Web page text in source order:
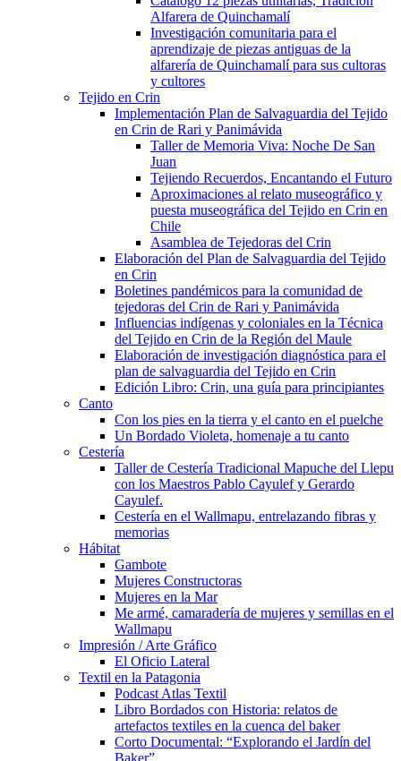
Alfarera de Quinchamalí
Investigación comunitaria para el
aprendizaje de piezas antiguas de la
alfarería de Quinchamalí para sus cultoras
y cultores
Tejido en Crin
Implementación Plan de Salvaguardia del Tejido
en Crin de Rari y Panimávida
Taller de Memoria Viva: Noche De San
Juan
Tejiendo Recuerdos, Encantando el Futuro
Aproximaciones al relato museográfico y
puesta museográfica del Tejido en Crin en
Chile
Asamblea de Tejedoras del Crin
Elaboración del Plan de Salvaguardia del Tejido
en Crin
Boletines pandémicos para la comunidad de
tejedoras del Crin de Rari y Panimávida
Influencias indígenas y coloniales en la Técnica
del Tejido en Crin de la Región del Maule
Elaboración de investigación diagnóstica para el
plan de salvaguardia del Tejido en Crin
Edición Libro: Crin, una guía para principiantes
Canto
Con los pies en la tierra y el canto en el puelche
Un Bordado Violeta, homenaje a tu canto
Cestería
Taller de Cestería Tradicional Mapuche del Llepu
con los Maestros Pablo Cayulef y Gerardo
Cayulef.
Cestería en el Wallmapu, entrelazando fibras y
memorias
Hábitat
Gambote
Mujeres Constructoras
Mujeres en la Mar
Me armé, camaradería de mujeres y semillas en el
Wallmapu
Impresión / Arte Gráfico
El Oficio Lateral
Textil en la Patagonia
Podcast Atlas Textil
Libro Bordados con Historia: relatos de
artefactos textiles en la cuenca del baker
Corto Documental: “Explorando el Jardín del
Baker”